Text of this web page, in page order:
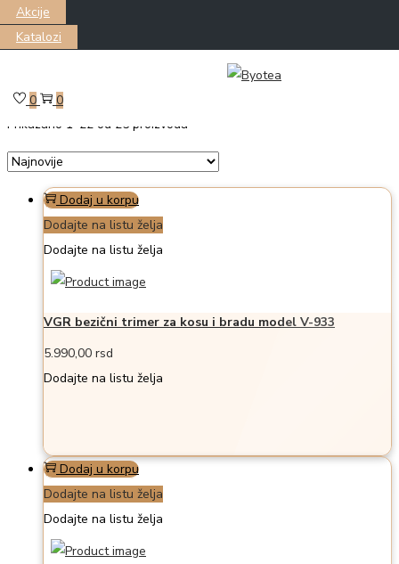
Akcije
Katalozi
to
navigation
to
content
0 0
Prikazano 1 22 od 25 proizvoda
Dodaj u korpu
Dodajte na listu želja
Dodajte na listu želja
VGR bezični trimer za kosu i bradu model V-933
5.990,00 rsd
Dodajte na listu želja
Dodaj u korpu
Dodajte na listu želja
Dodajte na listu želja